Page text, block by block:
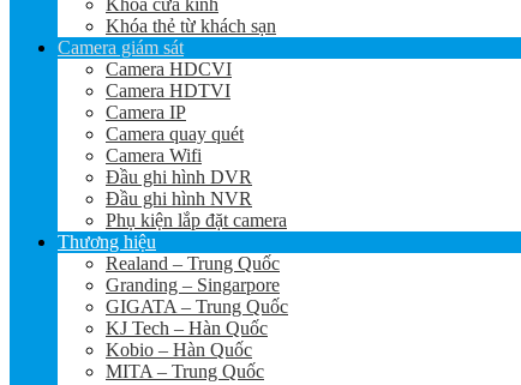
Khóa cửa kính
Khóa thẻ từ khách sạn
Camera giám sát
Camera HDCVI
Camera HDTVI
Camera IP
Camera quay quét
Camera Wifi
Đầu ghi hình DVR
Đầu ghi hình NVR
Phụ kiện lắp đặt camera
Thương hiệu
Realand – Trung Quốc
Granding – Singarpore
GIGATA – Trung Quốc
KJ Tech – Hàn Quốc
Kobio – Hàn Quốc
MITA – Trung Quốc